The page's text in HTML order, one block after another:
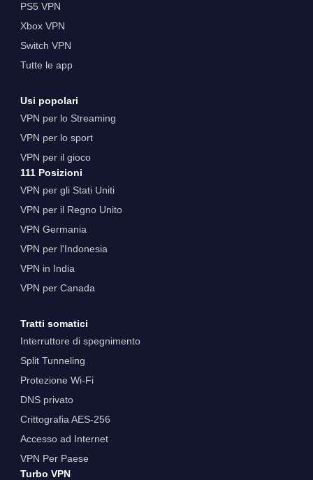
PS5 VPN
Xbox VPN
Switch VPN
Tutte le app
Usi popolari
VPN per lo Streaming
VPN per lo sport
VPN per il gioco
111 Posizioni
VPN per gli Stati Uniti
VPN per il Regno Unito
VPN Germania
VPN per l'Indonesia
VPN in India
VPN per Canada
Tratti somatici
Interruttore di spegnimento
Split Tunneling
Protezione Wi-Fi
DNS privato
Crittografia AES-256
Accesso ad Internet
VPN Per Paese
Turbo VPN